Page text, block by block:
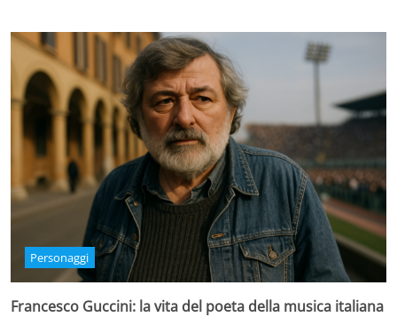
Personaggi
Francesco Guccini: la vita del poeta della musica italiana